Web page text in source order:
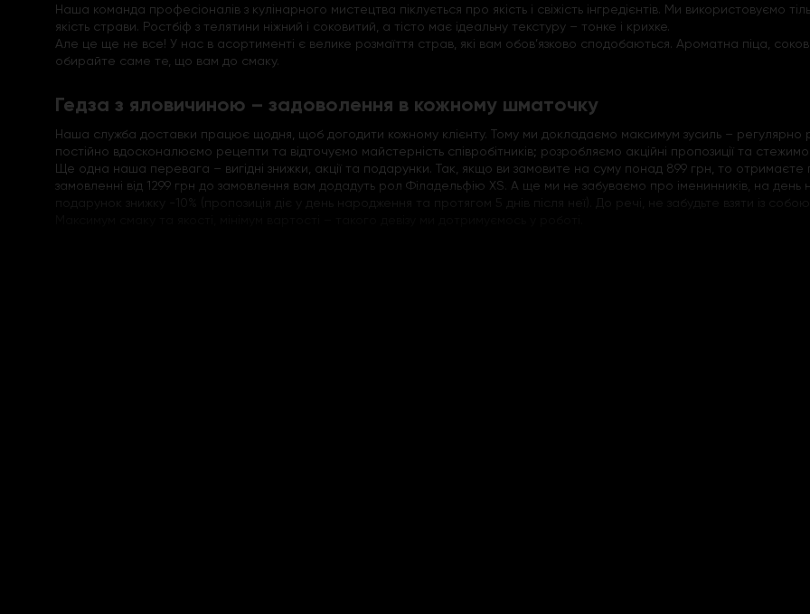
Наша команда професіоналів з кулінарного мистецтва піклується про якість і свіжість інгредієнтів. Ми використовуємо
якість страви. Ростбіф з телятини ніжний і соковитий, а тісто має ідеальну текстуру – тонке і крихке.
Але це ще не все! У нас в асортименті є велике розмаїття страв, які вам обов’язково сподобаються. Ароматна піца,
обирайте саме те, що вам до смаку.
Гедза з яловичиною – задоволення в кожному шматочку
Наша служба доставки працює щодня, щоб догодити кожному клієнту. Тому ми докладаємо максимум зусиль – регулярно
постійно вдосконалюємо рецепти та відточуємо майстерність співробітників; розробляємо акційні пропозиції та
Ще одна наша перевага – вигідні знижки, акції та подарунки. Так, якщо ви замовите на суму понад 899 грн, то
замовленні від 1299 грн до замовлення вам додадуть рол Філадельфію XS. А ще ми не забуваємо про іменинників, на
подарунок знижку -10% (пропозиція діє у день народження та протягом 5 днів після неї). До речі, не забудьте взяти із